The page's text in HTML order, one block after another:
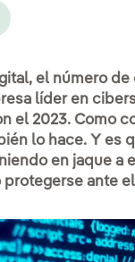
Productos y
Dónde estamos
Plan Estratégico
Nuestro sector
el número
líder en
el 2023. Como
lo hace. Y es
en jaque a
protegerse ante